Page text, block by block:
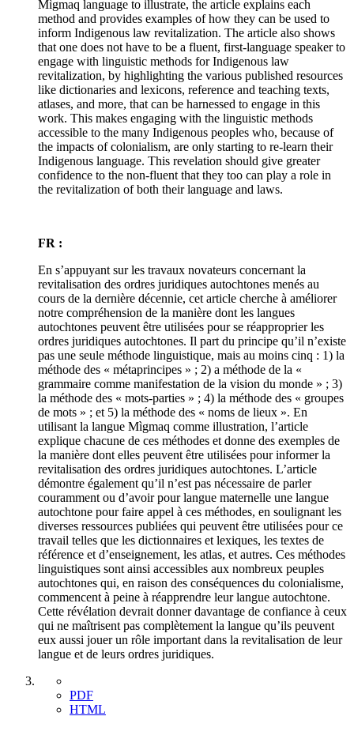
Mìgmaq language to illustrate, the article explains each
method and provides examples of how they can be used to
inform Indigenous law revitalization. The article also shows
that one does not have to be a fluent, first-language speaker to
engage with linguistic methods for Indigenous law
revitalization, by highlighting the various published resources
like dictionaries and lexicons, reference and teaching texts,
atlases, and more, that can be harnessed to engage in this
work. This makes engaging with the linguistic methods
accessible to the many Indigenous peoples who, because of
the impacts of colonialism, are only starting to re-learn their
Indigenous language. This revelation should give greater
confidence to the non-fluent that they too can play a role in
the revitalization of both their language and laws.
FR :
En s’appuyant sur les travaux novateurs concernant la
revitalisation des ordres juridiques autochtones menés au
cours de la dernière décennie, cet article cherche à améliorer
notre compréhension de la manière dont les langues
autochtones peuvent être utilisées pour se réapproprier les
ordres juridiques autochtones. Il part du principe qu’il n’existe
pas une seule méthode linguistique, mais au moins cinq : 1) la
méthode des « métaprincipes » ; 2) a méthode de la «
grammaire comme manifestation de la vision du monde » ; 3)
la méthode des « mots-parties » ; 4) la méthode des « groupes
de mots » ; et 5) la méthode des « noms de lieux ». En
utilisant la langue Mìgmaq comme illustration, l’article
explique chacune de ces méthodes et donne des exemples de
la manière dont elles peuvent être utilisées pour informer la
revitalisation des ordres juridiques autochtones. L’article
démontre également qu’il n’est pas nécessaire de parler
couramment ou d’avoir pour langue maternelle une langue
autochtone pour faire appel à ces méthodes, en soulignant les
diverses ressources publiées qui peuvent être utilisées pour ce
travail telles que les dictionnaires et lexiques, les textes de
référence et d’enseignement, les atlas, et autres. Ces méthodes
linguistiques sont ainsi accessibles aux nombreux peuples
autochtones qui, en raison des conséquences du colonialisme,
commencent à peine à réapprendre leur langue autochtone.
Cette révélation devrait donner davantage de confiance à ceux
qui ne maîtrisent pas complètement la langue qu’ils peuvent
eux aussi jouer un rôle important dans la revitalisation de leur
langue et de leurs ordres juridiques.
PDF
HTML